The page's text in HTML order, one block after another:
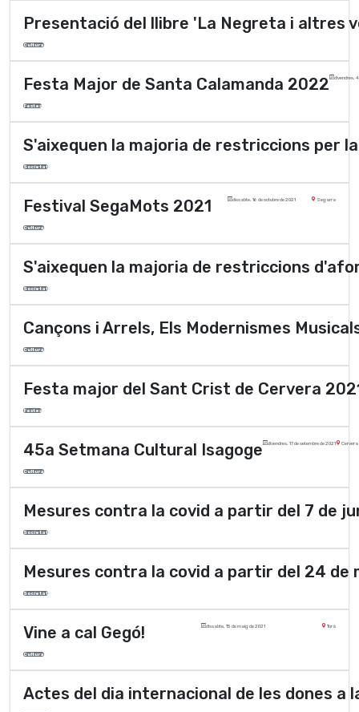
Presentació del llibre 'La Negreta i altres
Cultura
Festa Major de Santa Calamanda 2022 divendres,
Festes
S'aixequen la majoria de restriccions per
Societat
Festival SegaMots 2021 dissabte, 16 de octubre de 2021 Segarra
Cultura
S'aixequen la majoria de restriccions
Societat
Cançons i Arrels, Els Modernismes
Cultura
Festa major del Sant Crist de Cervera
Festes
45a Setmana Cultural Isagoge divendres, 17 de setembre de 2021 Cervera
Cultura
Mesures contra la covid a partir del 7 de
Societat
Mesures contra la covid a partir del 24 de
Societat
Vine a cal Gegó! dissabte, 15 de maig de 2021 Torà
Cultura
Actes del dia internacional de les dones a